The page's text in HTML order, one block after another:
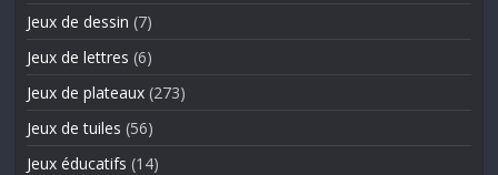
Jeux de dessin (7)
Jeux de lettres (6)
Jeux de plateaux (273)
Jeux de tuiles (56)
Jeux éducatifs (14)